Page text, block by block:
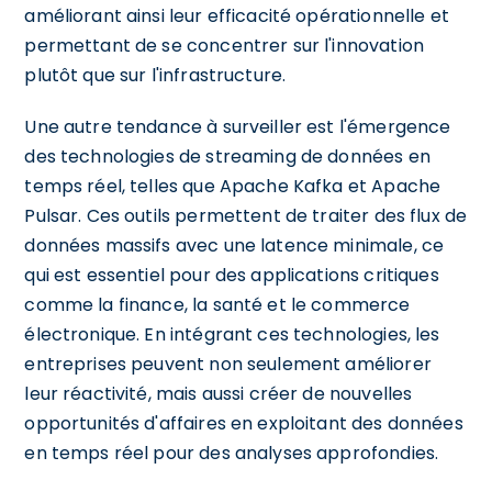
améliorant ainsi leur efficacité opérationnelle et
permettant de se concentrer sur l'innovation
plutôt que sur l'infrastructure.
Une autre tendance à surveiller est l'émergence
des technologies de streaming de données en
temps réel, telles que Apache Kafka et Apache
Pulsar. Ces outils permettent de traiter des flux de
données massifs avec une latence minimale, ce
qui est essentiel pour des applications critiques
comme la finance, la santé et le commerce
électronique. En intégrant ces technologies, les
entreprises peuvent non seulement améliorer
leur réactivité, mais aussi créer de nouvelles
opportunités d'affaires en exploitant des données
en temps réel pour des analyses approfondies.